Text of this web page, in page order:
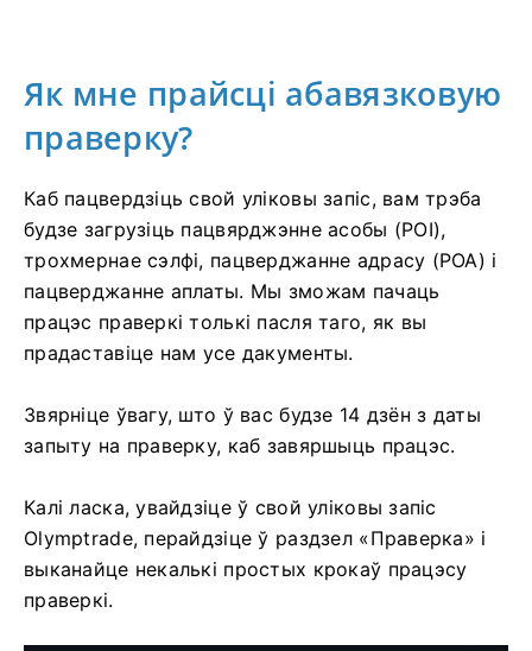
Як мне прайсці абавязковую
праверку?
Каб пацвердзіць свой уліковы запіс, вам трэба
будзе загрузіць пацвярджэнне асобы (POI),
трохмернае сэлфі, пацверджанне адрасу (POA) і
пацверджанне аплаты. Мы зможам пачаць
працэс праверкі толькі пасля таго, як вы
прадаставіце нам усе дакументы.
Звярніце ўвагу, што ў вас будзе 14 дзён з даты
запыту на праверку, каб завяршыць працэс.
Калі ласка, увайдзіце ў свой уліковы запіс
Olymptrade, перайдзіце ў раздзел «Праверка» і
выканайце некалькі простых крокаў працэсу
праверкі.